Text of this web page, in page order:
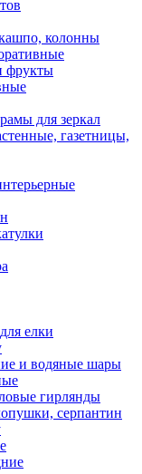
колонны
фрукты
для зеркал
газетницы,
елки
и водяные шары
гирлянды
серпантин